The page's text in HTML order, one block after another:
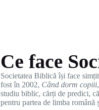
Ce face
Societatea Biblică își face
fost în 2002, Când dorm copiii
studiu biblic, cărți de predici,
pentru partea de limba